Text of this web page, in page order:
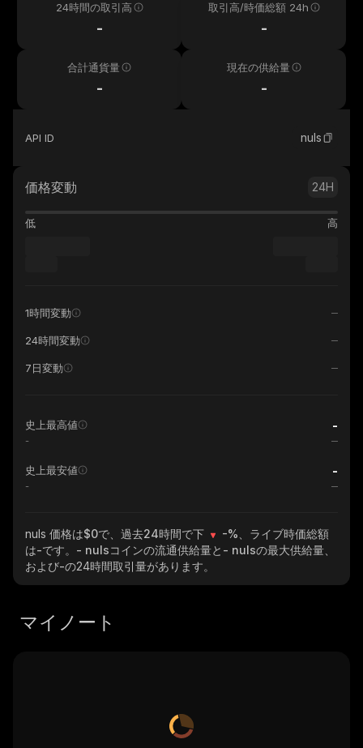
24時間の取引高
-
取引高/時価総額 24h
-
合計通貨量
-
現在の供給量
-
API ID nuls
価格変動 24H
低 高
1時間変動
24時間変動
7日変動
史上最高値 -
-
史上最安値 -
-
nuls 価格は$0で、過去24時間で下 -% 、ライブ時価総額
は-です。 - nulsコインの流通供給量と - nulsの最大供給量、
および-の24時間取引量があります。
マイノート